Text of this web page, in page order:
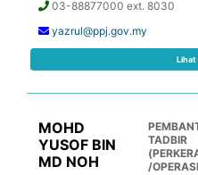
03-88877000 ext. 8030
yazrul@ppj.gov.my
Lihat
MOHD
YUSOF BIN
MD NOH
TADBIR
/